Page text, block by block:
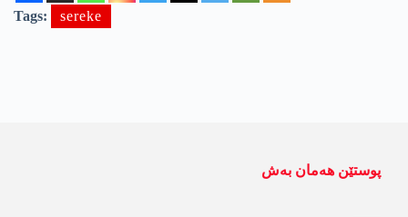
Tags: sereke
پوستێن ھەمان بەش